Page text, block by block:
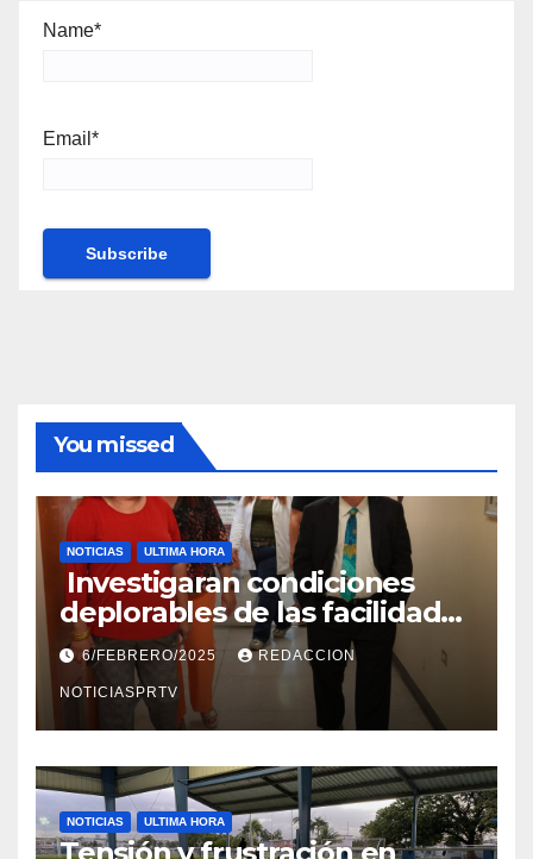
Name*
Email*
You missed
NOTICIAS ULTIMA HORA
Investigaran condiciones
deplorables de las facilidades
el Departamento de la Salud
en Mayagüez
6/FEBRERO/2025 REDACCION
NOTICIASPRTV
NOTICIAS ULTIMA HORA